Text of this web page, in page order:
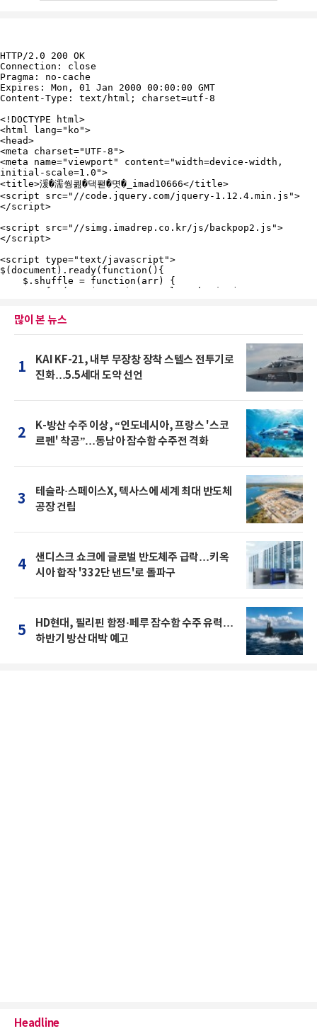
많이 본 뉴스
1
KAI KF-21, 내부 무장창 장착 스텔스 전투기로
진화…5.5세대 도약 선언
2
K-방산 수주 이상, “인도네시아, 프랑스 '스코
르펜' 착공”…동남아 잠수함 수주전 격화
3
테슬라·스페이스X, 텍사스에 세계 최대 반도체
공장 건립
4
샌디스크 쇼크에 글로벌 반도체주 급락…키옥
시아 합작 '332단 낸드'로 돌파구
5
HD현대, 필리핀 함정·페루 잠수함 수주 유력…
하반기 방산 대박 예고
Headline